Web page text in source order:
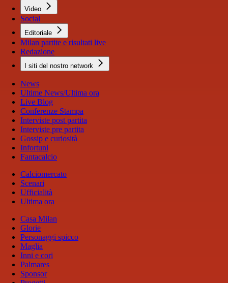
Video
Social
Editoriale
Milan partite e risultati live
Redazione
I siti del nostro network
News
Ultime News/Ultima ora
Live Blog
Conferenze Stampa
Interviste post partita
Interviste pre partita
Gossip e curiosità
Infortuni
Fantacalcio
Calciomercato
Scenari
Ufficialità
Ultima ora
Casa Milan
Glorie
Personaggi spicco
Maglia
Inni e cori
Palmares
Sponsor